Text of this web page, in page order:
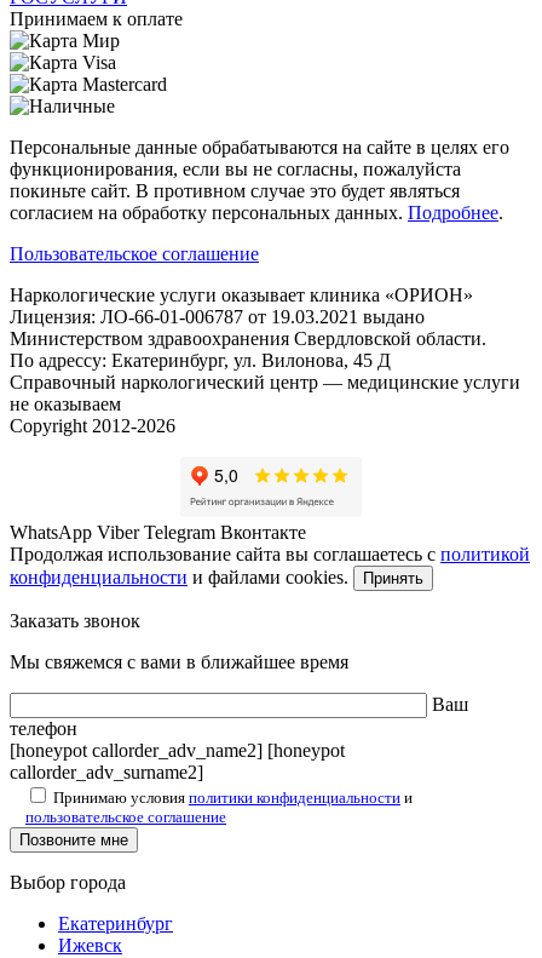
Принимаем к оплате
Персональные данные обрабатываются на сайте в целях его
функционирования, если вы не согласны, пожалуйста
покиньте сайт. В противном случае это будет являться
согласием на обработку персональных данных. Подробнее.
Пользовательское соглашение
Наркологические услуги оказывает клиника «ОРИОН»
Лицензия: ЛО-66-01-006787 от 19.03.2021 выдано
Министерством здравоохранения Свердловской области.
По адрессу: Екатеринбург, ул. Вилонова, 45 Д
Справочный наркологический центр — медицинские услуги
не оказываем
Copyright 2012-2026
WhatsApp Viber Telegram Вконтакте
Продолжая использование сайта вы соглашаетесь с политикой
конфиденциальности и файлами cookies. Принять
Заказать звонок
Мы свяжемся с вами в ближайшее время
Ваш
телефон
[honeypot callorder_adv_name2] [honeypot
callorder_adv_surname2]
Принимаю условия политики конфиденциальности и
пользовательское соглашение
Выбор города
Екатеринбург
Ижевск